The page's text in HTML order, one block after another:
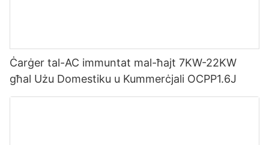
Ċarġer tal-AC immuntat mal-ħajt 7KW-22KW
għal Użu Domestiku u Kummerċjali OCPP1.6J